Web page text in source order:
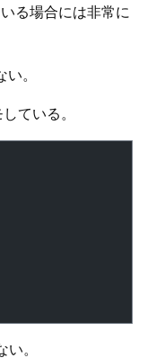
る場合には非常に
。
ている。
。